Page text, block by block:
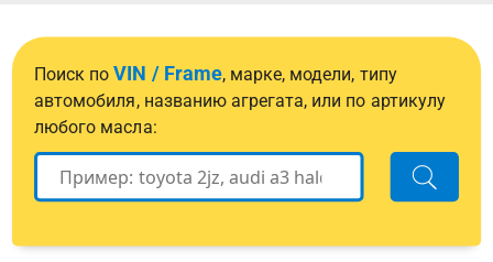
Поиск поVIN / Frame, марке, модели, типу
автомобиля, названию агрегата, или по артикулу
любого масла: